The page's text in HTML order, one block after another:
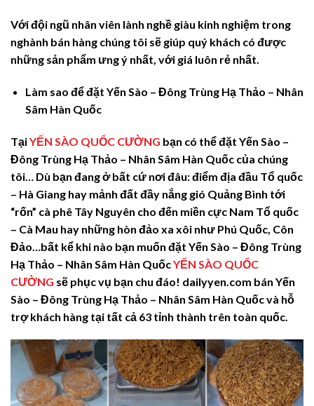
Với đội ngũ nhân viên lành nghề giàu kinh nghiệm trong
nghành bán hàng chúng tôi sẽ giúp quý khách có được
những sản phẩm ưng ý nhất, với giá luôn rẻ nhất.
Làm sao để đặt Yến Sào – Đông Trùng Hạ Thảo – Nhân
Sâm Hàn Quốc
TạiYẾN SÀO QUỐC CƯỜNG bạn có thể đặt Yến Sào –
Đông Trùng Hạ Thảo – Nhân Sâm Hàn Quốc của chúng
tôi… Dù bạn đang ở bất cứ nơi đâu: điểm địa đầu Tổ quốc
– Hà Giang hay mảnh đất đầy nắng gió Quảng Bình tới
“rốn” cà phê Tây Nguyên cho đến miền cực Nam Tổ quốc
– Cà Mau hay những hòn đảo xa xôi như Phú Quốc, Côn
Đảo…bất kể khi nào bạn muốn đặt Yến Sào – Đông Trùng
Hạ Thảo – Nhân Sâm Hàn QuốcYẾN SÀO QUỐC
CƯỜNG sẽ phục vụ bạn chu đáo! dailyyen.com bán Yến
Sào – Đông Trùng Hạ Thảo – Nhân Sâm Hàn Quốcvà hỗ
trợ khách hàng tại tất cả 63 tỉnh thành trên toàn quốc.